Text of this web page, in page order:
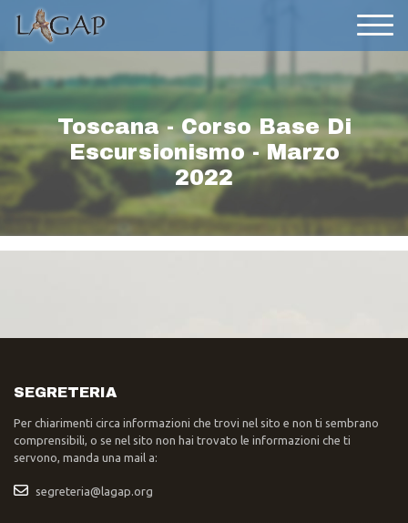
Toscana - Corso Base Di
Escursionismo - Marzo
2022
SEGRETERIA
Per chiarimenti circa informazioni che trovi nel sito e non ti sembrano
comprensibili, o se nel sito non hai trovato le informazioni che ti
servono, manda una mail a:
segreteria@lagap.org